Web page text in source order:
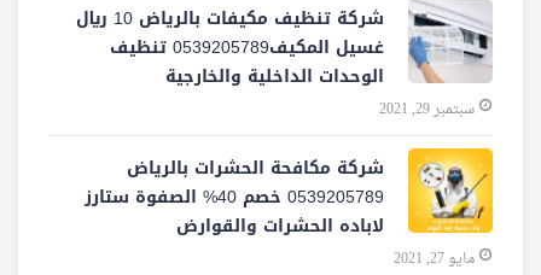
شركة تنظيف مكيفات بالرياض 10 ريال
غسيل المكيف0539205789 تنظيف
الوحدات الداخلية والخارجية
سبتمبر 29, 2021
شركة مكافحة الحشرات بالرياض
0539205789 خصم 40% الصفوة ستارز
لاباده الحشرات والقوارض
مايو 27, 2021